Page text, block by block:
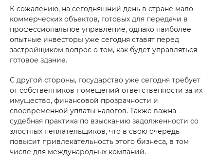
К сожалению, на сегодняшний день в стране мало
коммерческих объектов, готовых для передачи в
профессиональное управление, однако наиболее
опытные инвесторы уже сегодня ставят перед
застройщиком вопрос о том, как будет управляться
готовое здание.
С другой стороны, государство уже сегодня требует
от собственников помещений ответственности за их
имущество, финансовой прозрачности и
своевременной уплаты налогов. Также важна
судебная практика по взысканию задолженности со
злостных неплательщиков, что в свою очередь
повысит привлекательность этого бизнеса, в том
числе для международных компаний.